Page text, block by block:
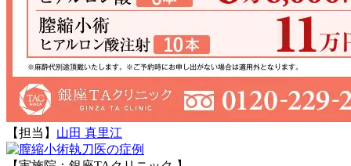
【担当】 山田 真里江
執刀医の症例